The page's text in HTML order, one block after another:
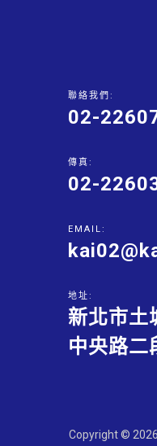
聯絡我們:
02-
傳真:
02-
EMAIL:
地址:
新北市土
中央路二
Copyright ©